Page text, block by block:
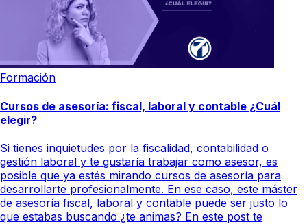
Formación
Cursos de asesoría: fiscal, laboral y contable ¿Cuál
elegir?
Si tienes inquietudes por la fiscalidad, contabilidad o
gestión laboral y te gustaría trabajar como asesor, es
posible que ya estés mirando cursos de asesoría para
desarrollarte profesionalmente. En ese caso, este máster
de asesoría fiscal, laboral y contable puede ser justo lo
que estabas buscando ¿te animas? En este post te